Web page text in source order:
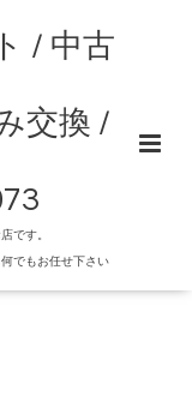
/ 中古
交換 /
です。
でもお任せ下さい